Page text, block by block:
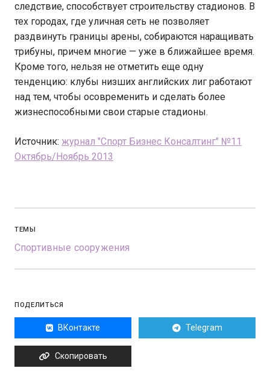
следствие, способствует строительству стадионов. В
тех городах, где уличная сеть не позволяет
раздвинуть границы арены, собираются наращивать
трибуны, причем многие — уже в ближайшее время.
Кроме того, нельзя не отметить еще одну
тенденцию: клубы низших английских лиг работают
над тем, чтобы осовременить и сделать более
жизнеспособными свои старые стадионы.
Источник: журнал "Спорт Бизнес Консалтинг" №11
Октябрь/Ноябрь 2013
ТЕМЫ
Спортивные сооружения
ПОДЕЛИТЬСЯ
ВКонтакте Telegram
Скопировать